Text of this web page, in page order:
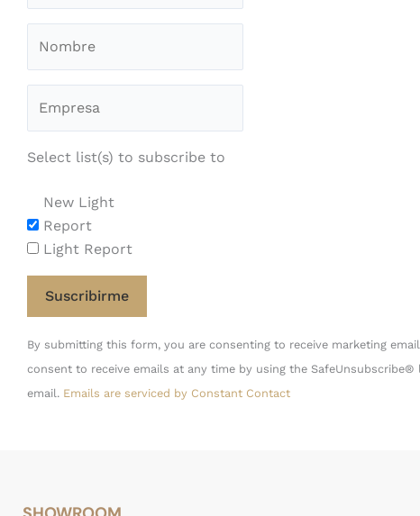
Select list(s) to subscribe to
New Light
Report
Light Report
Constant
Contact
Use.
blank.
By submitting this form, you are consenting to receive marketing
consent to receive emails at any time by using the
email. Emails are serviced by Constant Contact